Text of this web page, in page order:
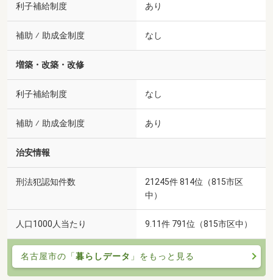
利子補給制度 あり
補助 ⁄ 助成金制度 なし
増築・改築・改修
利子補給制度 なし
補助 ⁄ 助成金制度 あり
治安情報
刑法犯認知件数
21245件 814位（815市区
中）
人口1000人当たり 9.11件 791位（815市区中）
名古屋市の「暮らしデータ 」をもっと見る